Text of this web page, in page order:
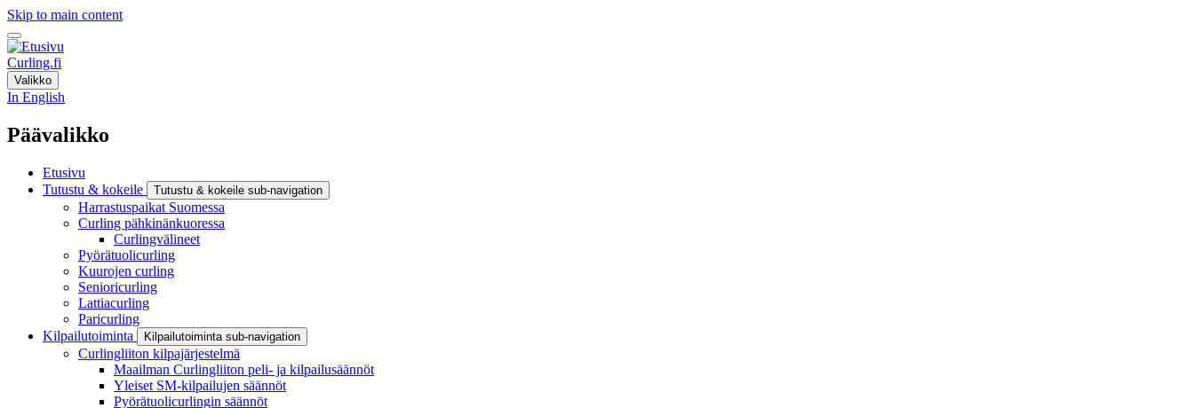
Skip to main content
Curling.fi
Valikko
In English
Päävalikko
Etusivu
Tutustu & kokeile
Tutustu & kokeile sub-navigation
Harrastuspaikat Suomessa
Curling pähkinänkuoressa
Curlingvälineet
Pyörätuolicurling
Kuurojen curling
Senioricurling
Lattiacurling
Paricurling
Kilpailutoiminta
Kilpailutoiminta sub-navigation
Curlingliiton kilpajärjestelmä
Maailman Curlingliiton peli- ja kilpailusäännöt
Yleiset SM-kilpailujen säännöt
Pyörätuolicurlingin säännöt